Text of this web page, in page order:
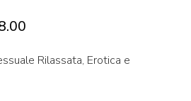
prezzo:
Rilassata, Erotica e